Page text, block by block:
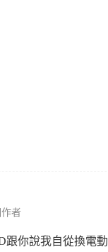
者
你說我自從換電